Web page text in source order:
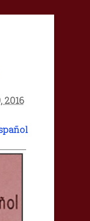
2016